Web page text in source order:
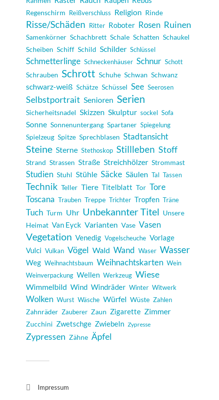
Regenschirm Reißverschluss Religion Rinde
Risse/Schäden Ritter Roboter Rosen Ruinen
Samenkörner Schachbrett Schale Schatten Schaukel
Scheiben Schiff Schild Schilder Schlüssel
Schmetterlinge Schneckenhäuser Schnur Schott
Schrauben Schrott Schuhe Schwan Schwanz
schwarz-weiß Schätze Schüssel See Seerosen
Selbstportrait Senioren Serien
Sicherheitsnadel Skizzen Skulptur sockel Sofa
Sonne Sonnenuntergang Spartaner Spiegelung
Spielzeug Spitze Sprechblasen Stadtansicht
Steine Sterne Stethoskop Stillleben Stoff
Strand Strassen Straße Streichhölzer Strommast
Studien Stuhl Stühle Säcke Säulen Tal Tassen
Technik Teller Tiere Titelblatt Tor Tore
Toscana Trauben Treppe Trichter Tropfen Träne
Tuch Turm Uhr Unbekannter Titel Unsere
Heimat Van Eyck Varianten Vase Vasen
Vegetation Venedig Vogelscheuche Vorlage
Vulci Vulkan Vögel Wald Wand Waser Wasser
Weg Weihnachtsbaum Weihnachtskarten Wein
Weinverpackung Wellen Werkzeug Wiese
Wimmelbild Wind Windräder Winter Witwerk
Wolken Wurst Wäsche Würfel Wüste Zahlen
Zahnräder Zauberer Zaun Zigarette Zimmer
Zucchini Zwetschge Zwiebeln Zypresse
Zypressen Zähne Äpfel
Impressum